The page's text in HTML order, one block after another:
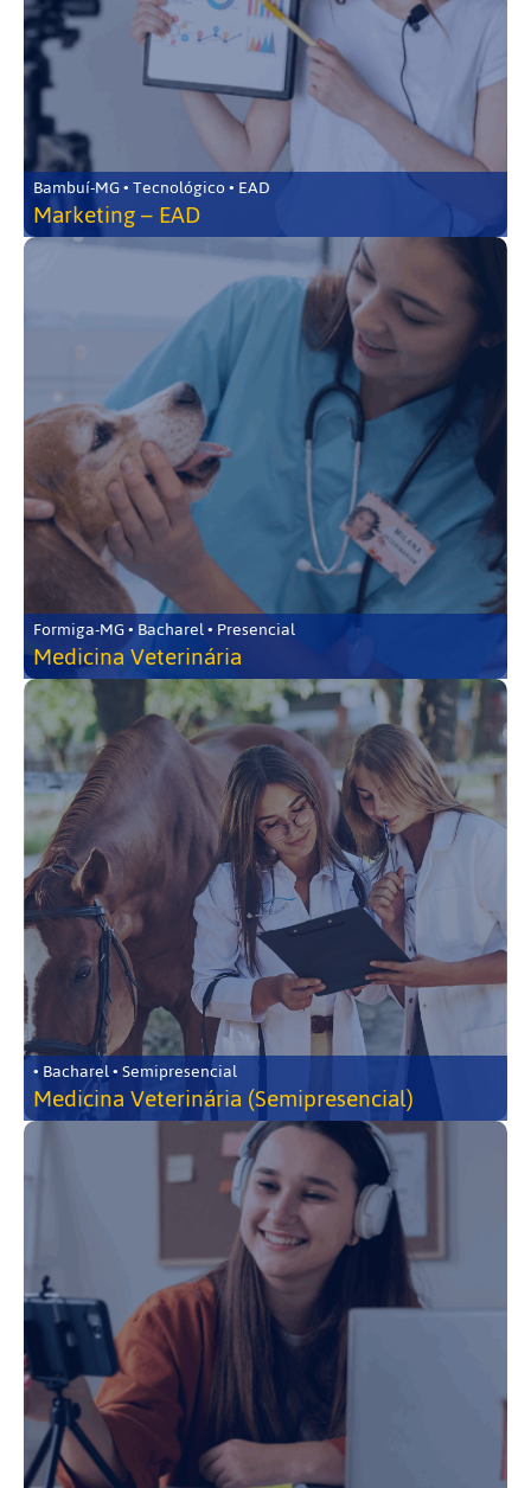
Bambuí-MG • Tecnológico • EAD
Marketing – EAD
Formiga-MG • Bacharel • Presencial
Medicina Veterinária
• Bacharel • Semipresencial
Medicina Veterinária (Semipresencial)